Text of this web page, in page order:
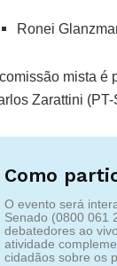
Ronei
mista é
Zarattini (PT-
Como
O evento será
Senado (0800 061
debatedores ao
atividade
cidadãos sobre os